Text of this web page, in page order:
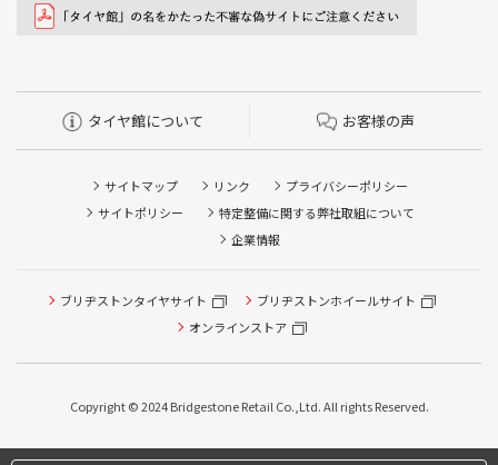
タイヤ館について お客様の声
サイトマップ リンク
プライバシーポリシー
サイトポリシー
特定整備に関する弊社取組について
企業情報
ブリヂストンタイヤサイト
ブリヂストンホイールサイト
オンラインストア
Copyright © 2024 Bridgestone Retail Co.,Ltd. All rights Reserved.